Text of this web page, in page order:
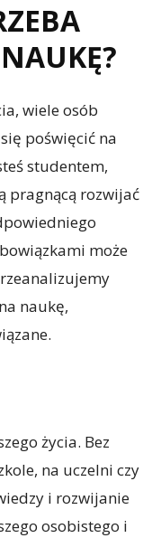
wiele osób
poświęcić na
studentem,
pragnącą rozwijać
może
naukę,
życia. Bez
na uczelni czy
i rozwijanie
osobistego i